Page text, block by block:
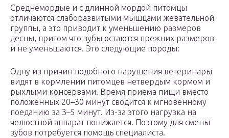
Среднемордые и с длинной мордой питомцы
отличаются слаборазвитыми мышцами жевательной
группы, а это приводит к уменьшению размеров
десны, притом что зубы остаются прежних размеров
и не уменьшаются. Это следующие породы:
Одну из причин подобного нарушения ветеринары
видят в кормлении питомцев нетвердым кормом и
рыхлыми консервами. Время приема пищи вместо
положенных 20–30 минут сводится к мгновенному
поеданию за 3–5 минут. Из-за этого нагрузка на
челюстной аппарат понижается. Поэтому для смены
зубов потребуется помощь специалиста.